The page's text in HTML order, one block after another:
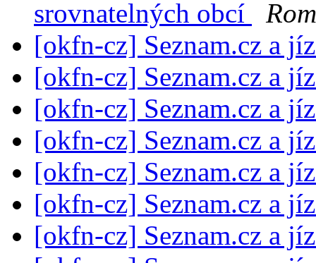
srovnatelných obcí
[okfn-cz] Seznam.cz a
[okfn-cz] Seznam.cz a
[okfn-cz] Seznam.cz a
[okfn-cz] Seznam.cz a
[okfn-cz] Seznam.cz a
[okfn-cz] Seznam.cz a
[okfn-cz] Seznam.cz a